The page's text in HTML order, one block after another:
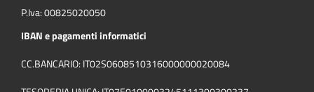
P.Iva: 00825020050
IBAN e pagamenti informatici
CC.BANCARIO: IT02S0608510316000000020084